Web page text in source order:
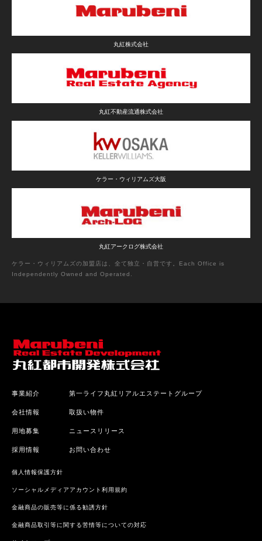
丸紅株式会社
丸紅不動産流通株式会社
ケラー・ウィリアムズ大阪
丸紅アークログ株式会社
ケラー・ウィリアムズの加盟店は、全て独立・自営です。Each Office is
Independently Owned and Operated.
事業紹介
会社情報
用地募集
採用情報
第一ライフ丸紅リアルエステートグループ
取扱い物件
ニュースリリース
お問い合わせ
個人情報保護方針
ソーシャルメディアアカウント利用規約
金融商品の販売等に係る勧誘方針
金融商品取引等に関する苦情等についての対応